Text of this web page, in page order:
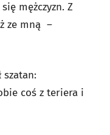
mężczyzn. Z
ze mną –
szatan:
coś z teriera i